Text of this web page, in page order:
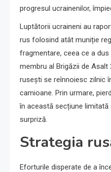
progresul ucrainenilor,
Luptătorii ucraineni au
rus folosind atât muniție
fragmentare, ceea ce a
membru al Brigăzii de
rusești se reînnoiesc zilnic
camioane. Prin urmare,
în această secțiune
surpriză.
Strategia
Eforturile disperate de a